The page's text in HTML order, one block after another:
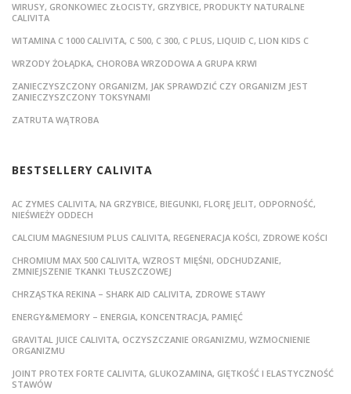
WIRUSY, GRONKOWIEC ZŁOCISTY, GRZYBICE, PRODUKTY NATURALNE
CALIVITA
WITAMINA C 1000 CALIVITA, C 500, C 300, C PLUS, LIQUID C, LION KIDS C
WRZODY ŻOŁĄDKA, CHOROBA WRZODOWA A GRUPA KRWI
ZANIECZYSZCZONY ORGANIZM, JAK SPRAWDZIĆ CZY ORGANIZM JEST
ZANIECZYSZCZONY TOKSYNAMI
ZATRUTA WĄTROBA
BESTSELLERY CALIVITA
AC ZYMES CALIVITA, NA GRZYBICE, BIEGUNKI, FLORĘ JELIT, ODPORNOŚĆ,
NIEŚWIEŻY ODDECH
CALCIUM MAGNESIUM PLUS CALIVITA, REGENERACJA KOŚCI, ZDROWE KOŚCI
CHROMIUM MAX 500 CALIVITA, WZROST MIĘŚNI, ODCHUDZANIE,
ZMNIEJSZENIE TKANKI TŁUSZCZOWEJ
CHRZĄSTKA REKINA – SHARK AID CALIVITA, ZDROWE STAWY
ENERGY&MEMORY – ENERGIA, KONCENTRACJA, PAMIĘĆ
GRAVITAL JUICE CALIVITA, OCZYSZCZANIE ORGANIZMU, WZMOCNIENIE
ORGANIZMU
JOINT PROTEX FORTE CALIVITA, GLUKOZAMINA, GIĘTKOŚĆ I ELASTYCZNOŚĆ
STAWÓW